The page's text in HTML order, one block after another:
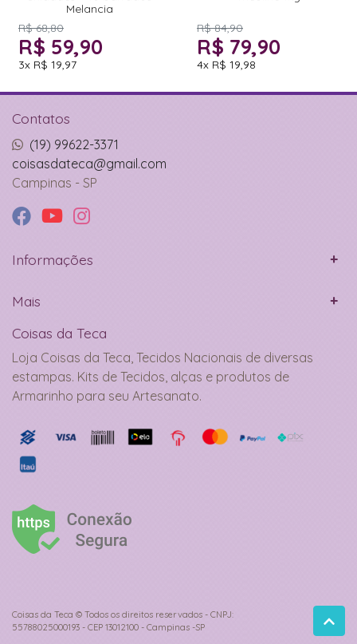
Melancia
R$ 68,80
R$ 59,90
3x R$ 19,97
R$ 84,90
R$ 79,90
4x R$ 19,98
Contatos
(19) 99622-3371
coisasdateca@gmail.com
Campinas - SP
Informações
Mais
Coisas da Teca
Loja Coisas da Teca, Tecidos Nacionais de diversas
estampas. Kits de Tecidos, alças e produtos de
Armarinho para seu Artesanato.
Coisas da Teca © Todos os direitos reservados - CNPJ:
55788025000193 - CEP 13012100 - Campinas -SP